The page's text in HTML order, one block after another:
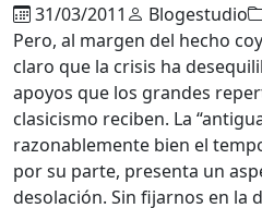
31/03/2011
Blogestudio
Pero, al margen del hecho
claro que la crisis ha
apoyos que los grandes
clasicismo reciben. La
razonablemente bien el
por su parte, presenta un
desolación. Sin fijarnos en la